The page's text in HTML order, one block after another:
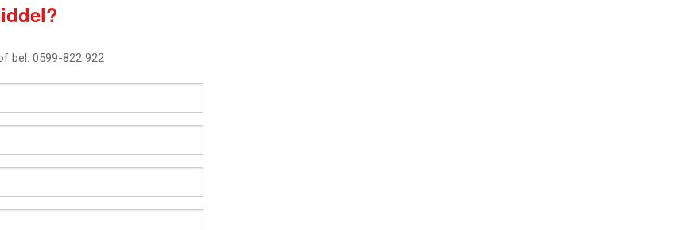
bel: 0599-822 922